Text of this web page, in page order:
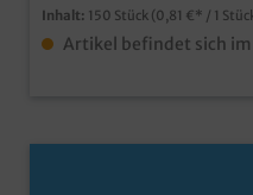
Inhalt: 150 Stück (0,81 €* / 1
Artikel befindet sich